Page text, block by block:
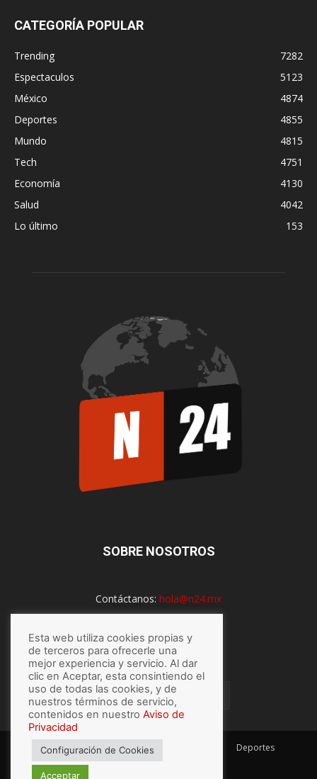
CATEGORÍA POPULAR
Trending
7282
Espectaculos
5123
México
4874
Deportes
4855
Mundo
4815
Tech
4751
Economía
4130
Salud
4042
Lo último
153
SOBRE NOSOTROS
Contáctanos: hola@n24.mx
SÍGUENOS
México Mundo Economía
Deportes
Espectaculos
Esta web utiliza cookies propias y
de terceros para ofrecerle una
mejor experiencia y servicio. Al dar
clic en Aceptar, esta consintiendo el
uso de todas las cookies, y de
nuestros términos de servicio,
contenidos en nuestro Aviso de
Privacidad
Configuración de Cookies
Acceptar